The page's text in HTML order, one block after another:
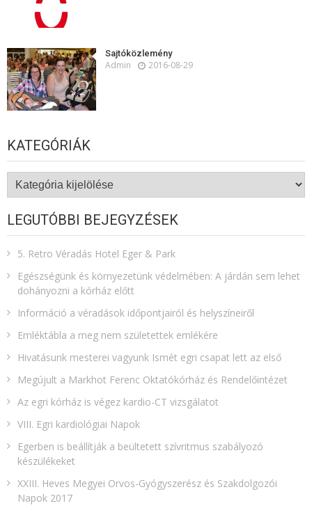
Sajtóközlemény
Admin 2016-08-29
KATEGÓRIÁK
Kategóriák
LEGUTÓBBI BEJEGYZÉSEK
5. Retro Véradás Hotel Eger & Park
Egészségünk és környezetünk védelmében: A járdán sem lehet
dohányozni a kórház előtt
Információ a véradások időpontjairól és helyszíneiről
Emléktábla a meg nem születettek emlékére​
Hivatásunk mesterei vagyunk Ismét egri csapat lett az első
Megújult a Markhot Ferenc Oktatókórház és Rendelőintézet
Az egri kórház is végez kardio-CT vizsgálatot
VIII. Egri kardiológiai Napok
Egerben is beállítják a beültetett szívritmus szabályozó
készülékeket
XXIII. Heves Megyei Orvos-Gyógyszerész és Szakdolgozói
Napok 2017